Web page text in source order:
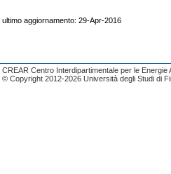
ultimo aggiornamento: 29-Apr-2016
CREAR Centro Interdipartimentale per le Energie
© Copyright 2012-2026 Università degli Studi di